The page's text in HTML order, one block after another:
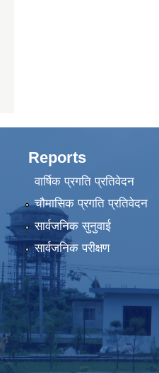
Reports
वार्षिक प्रगति प्रतिवेदन
चौमासिक प्रगति प्रतिवेदन
सार्वजनिक सुनुवाई
सार्वजनिक परीक्षण